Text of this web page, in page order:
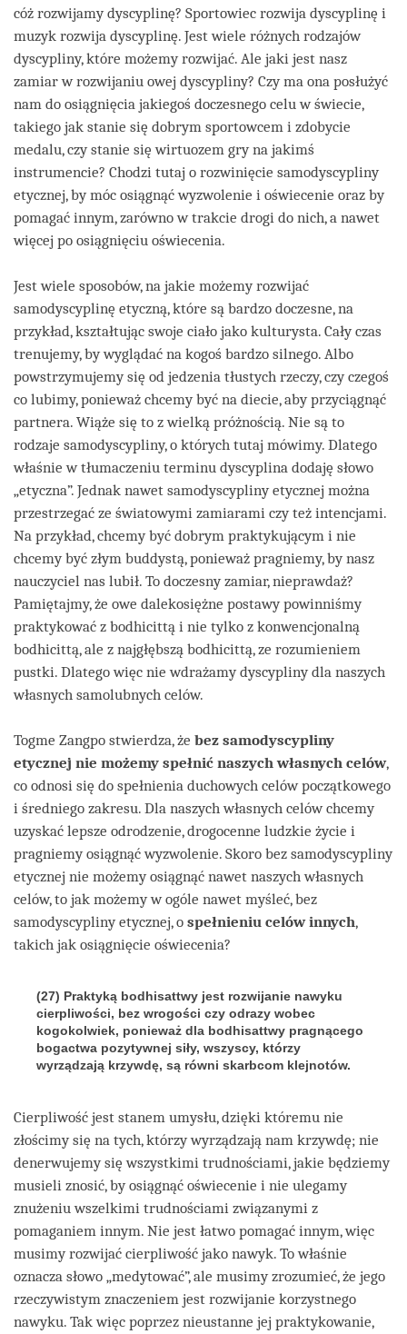
cóż rozwijamy dyscyplinę? Sportowiec rozwija dyscyplinę i
muzyk rozwija dyscyplinę. Jest wiele różnych rodzajów
dyscypliny, które możemy rozwijać. Ale jaki jest nasz
zamiar w rozwijaniu owej dyscypliny? Czy ma ona posłużyć
nam do osiągnięcia jakiegoś doczesnego celu w świecie,
takiego jak stanie się dobrym sportowcem i zdobycie
medalu, czy stanie się wirtuozem gry na jakimś
instrumencie? Chodzi tutaj o rozwinięcie samodyscypliny
etycznej, by móc osiągnąć wyzwolenie i oświecenie oraz by
pomagać innym, zarówno w trakcie drogi do nich, a nawet
więcej po osiągnięciu oświecenia.
Jest wiele sposobów, na jakie możemy rozwijać
samodyscyplinę etyczną, które są bardzo doczesne, na
przykład, kształtując swoje ciało jako kulturysta. Cały czas
trenujemy, by wyglądać na kogoś bardzo silnego. Albo
powstrzymujemy się od jedzenia tłustych rzeczy, czy czegoś
co lubimy, ponieważ chcemy być na diecie, aby przyciągnąć
partnera. Wiąże się to z wielką próżnością. Nie są to
rodzaje samodyscypliny, o których tutaj mówimy. Dlatego
właśnie w tłumaczeniu terminu dyscyplina dodaję słowo
„etyczna”. Jednak nawet samodyscypliny etycznej można
przestrzegać ze światowymi zamiarami czy też intencjami.
Na przykład, chcemy być dobrym praktykującym i nie
chcemy być złym buddystą, ponieważ pragniemy, by nasz
nauczyciel nas lubił. To doczesny zamiar, nieprawdaż?
Pamiętajmy, że owe dalekosiężne postawy powinniśmy
praktykować z bodhicittą i nie tylko z konwencjonalną
bodhicittą, ale z najgłębszą bodhicittą, ze rozumieniem
pustki. Dlatego więc nie wdrażamy dyscypliny dla naszych
własnych samolubnych celów.
Togme Zangpo stwierdza, że bez samodyscypliny
etycznej nie możemy spełnić naszych własnych celów,
co odnosi się do spełnienia duchowych celów początkowego
i średniego zakresu. Dla naszych własnych celów chcemy
uzyskać lepsze odrodzenie, drogocenne ludzkie życie i
pragniemy osiągnąć wyzwolenie. Skoro bez samodyscypliny
etycznej nie możemy osiągnąć nawet naszych własnych
celów, to jak możemy w ogóle nawet myśleć, bez
samodyscypliny etycznej, o spełnieniu celów innych,
takich jak osiągnięcie oświecenia?
(27) Praktyką bodhisattwy jest rozwijanie nawyku
cierpliwości, bez wrogości czy odrazy wobec
kogokolwiek, ponieważ dla bodhisattwy pragnącego
bogactwa pozytywnej siły, wszyscy, którzy
wyrządzają krzywdę, są równi skarbcom klejnotów.
Cierpliwość jest stanem umysłu, dzięki któremu nie
złościmy się na tych, którzy wyrządzają nam krzywdę; nie
denerwujemy się wszystkimi trudnościami, jakie będziemy
musieli znosić, by osiągnąć oświecenie i nie ulegamy
znużeniu wszelkimi trudnościami związanymi z
pomaganiem innym. Nie jest łatwo pomagać innym, więc
musimy rozwijać cierpliwość jako nawyk. To właśnie
oznacza słowo „medytować”, ale musimy zrozumieć, że jego
rzeczywistym znaczeniem jest rozwijanie korzystnego
nawyku. Tak więc poprzez nieustanne jej praktykowanie,